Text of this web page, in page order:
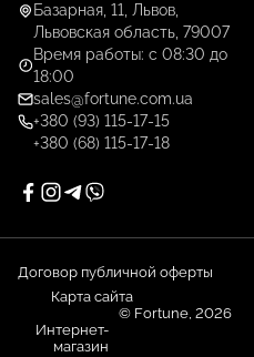
Базарная, 11, Львов,
Львовская область, 79007
Время работы: с 08:30 до
18:00
sales@fortune.com.ua
+380 (93) 115-17-15
+380 (68) 115-17-18
Договор публичной оферты
Карта сайта
© Fortune, 2026
Интернет-
магазин